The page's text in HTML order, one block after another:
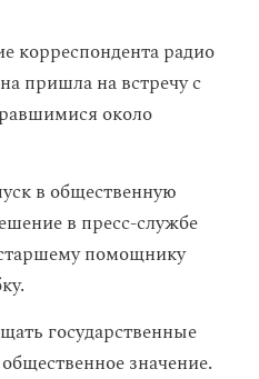
корреспондента радио
пришла на встречу с
около
в общественную
в пресс-службе
помощнику
государственные
значение.